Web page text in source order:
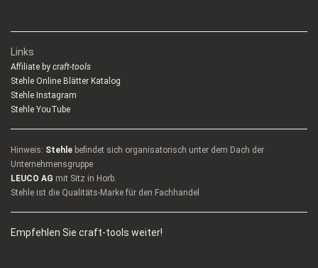
Links
Affiliate by craft-tools
Stehle Online Blätter Katalog
Stehle Instagram
Stehle YouTube
Hinweis: Stehle befindet sich organisatorisch unter dem Dach der
Unternehmensgruppe
LEUCO AG mit Sitz in Horb.
Stehle ist die Qualitäts-Marke für den Fachhandel
Empfehlen Sie craft-tools weiter!